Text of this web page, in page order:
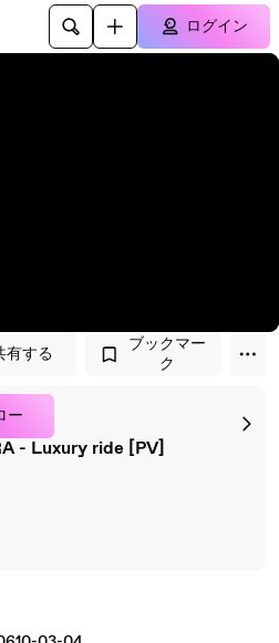
ログイン
有する
ブックマー
ク
ー
- Luxury ride [PV]